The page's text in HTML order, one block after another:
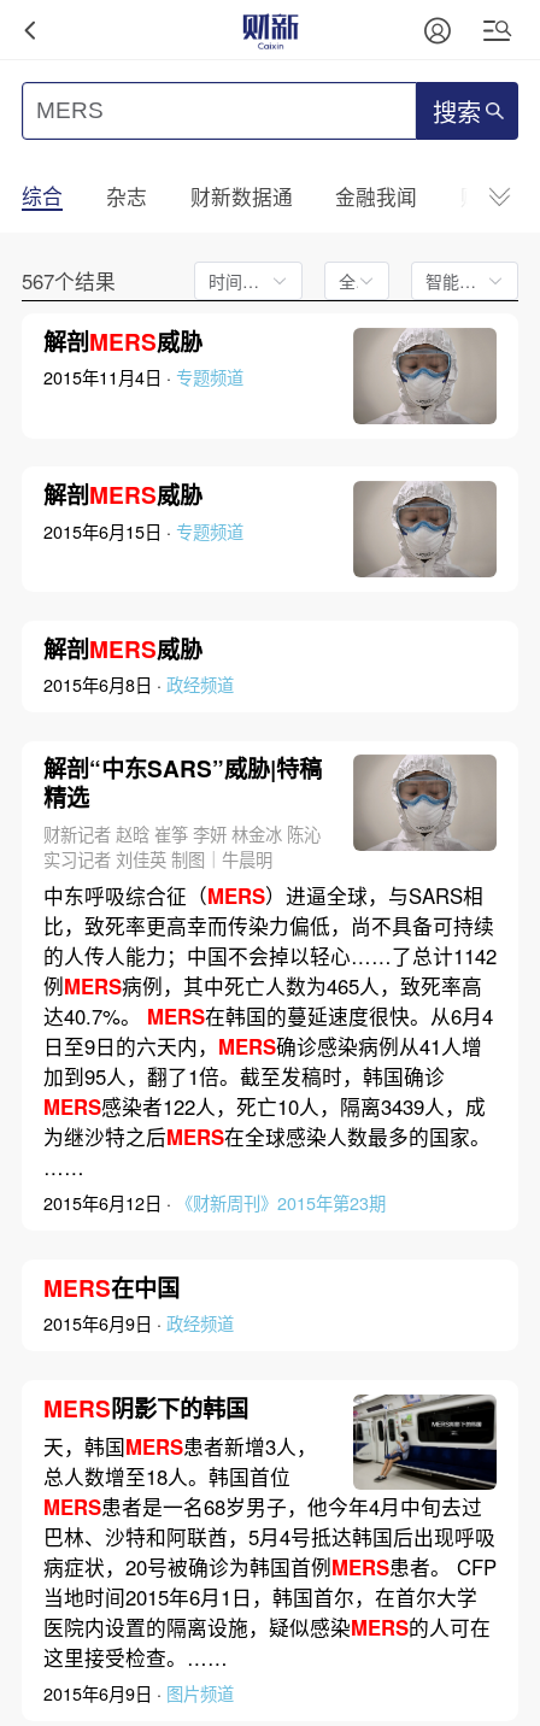
搜索
综合 杂志 财新数据通 金融我闻 财新
567个结果 时间不限 全文 智能排序
解剖MERS威胁
2015年11月4日 · 专题频道
解剖MERS威胁
2015年6月15日 · 专题频道
解剖MERS威胁
2015年6月8日 · 政经频道
解剖“中东SARS”威胁|特稿
精选
财新记者 赵晗 崔筝 李妍 林金冰 陈沁
实习记者 刘佳英 制图｜牛晨明
中东呼吸综合征（MERS）进逼全球，与SARS相
比，致死率更高幸而传染力偏低，尚不具备可持续
的人传人能力；中国不会掉以轻心……了总计1142
例MERS病例，其中死亡人数为465人，致死率高
达40.7%。 MERS在韩国的蔓延速度很快。从6月4
日至9日的六天内， MERS确诊感染病例从41人增
加到95人，翻了1倍。截至发稿时，韩国确诊
MERS感染者122人，死亡10人，隔离3439人，成
为继沙特之后MERS在全球感染人数最多的国家。
……
2015年6月12日 · 《财新周刊》2015年第23期
MERS在中国
2015年6月9日 · 政经频道
MERS阴影下的韩国
天，韩国MERS患者新增3人，
总人数增至18人。韩国首位
MERS患者是一名68岁男子，他今年4月中旬去过
巴林、沙特和阿联酋，5月4号抵达韩国后出现呼吸
病症状，20号被确诊为韩国首例MERS患者。 CFP
当地时间2015年6月1日，韩国首尔，在首尔大学
医院内设置的隔离设施，疑似感染MERS的人可在
这里接受检查。……
2015年6月9日 · 图片频道